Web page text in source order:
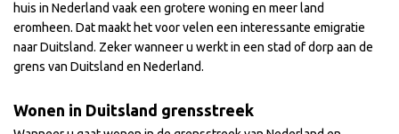
huis in Nederland vaak een grotere woning en meer land
eromheen. Dat maakt het voor velen een interessante emigratie
naar Duitsland. Zeker wanneer u werkt in een stad of dorp aan de
grens van Duitsland en Nederland.
Wonen in Duitsland grensstreek